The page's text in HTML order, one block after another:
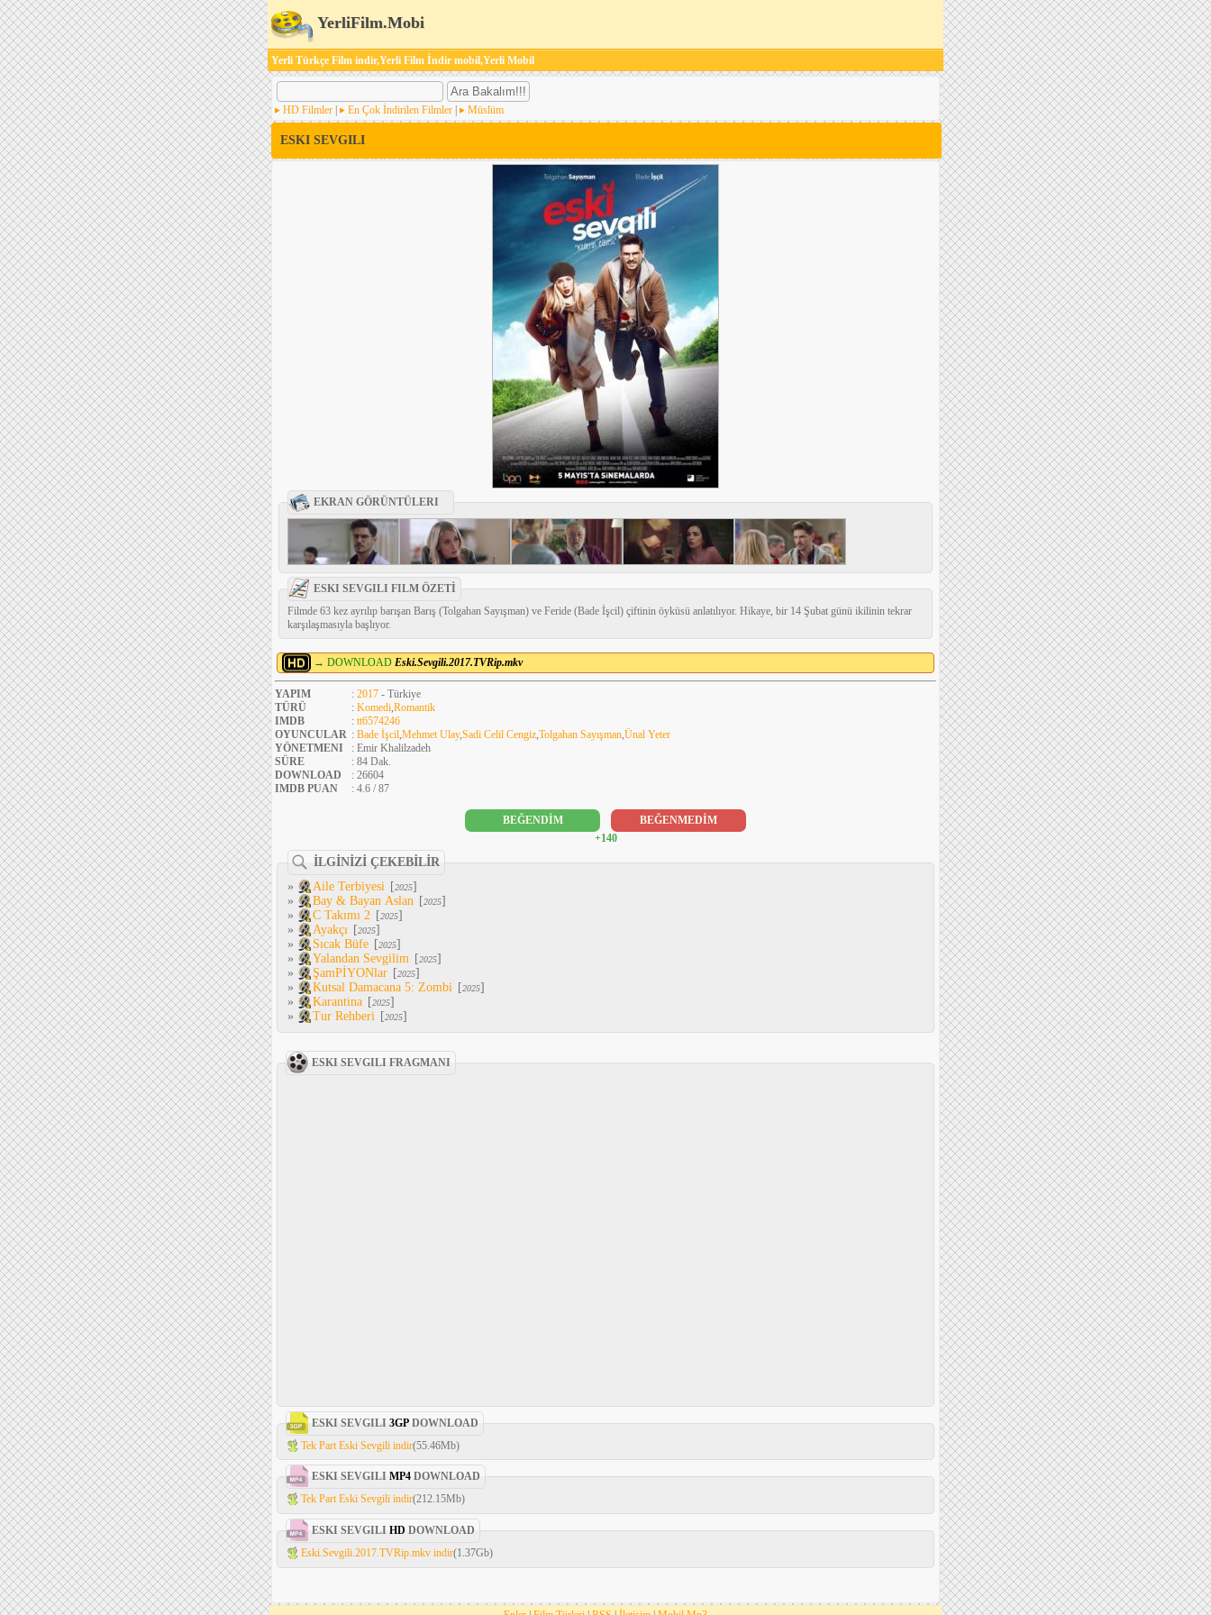
YerliFilm.Mobi
Yerli Türkçe Film indir,Yerli Film İndir mobil,Yerli Mobil
HD Filmler En Çok İndirilen Filmler Müslüm
ESKI SEVGILI
EKRAN GÖRÜNTÜLERI
ESKI SEVGILI FILM ÖZETİ
Filmde 63 kez ayrılıp barışan Barış (Tolgahan Sayışman) ve Feride (Bade İşcil) çiftinin öyküsü anlatılıyor. Hikaye, bir 14 Şubat günü ikilinin tekrar
karşılaşmasıyla başlıyor.
→ DOWNLOAD Eski.Sevgili.2017.TVRip.mkv
YAPIM : 2017 - Türkiye
TÜRÜ
: Komedi,Romantik
IMDB
: tt6574246
OYUNCULAR : Bade İşcil,Mehmet Ulay,Sadi Celil Cengiz,Tolgahan Sayışman,Ünal Yeter
YÖNETMENI
: Emir Khalilzadeh
SÜRE
: 84 Dak.
DOWNLOAD
: 26604
IMDB PUAN
: 4.6 / 87
BEĞENDİM
BEĞENMEDİM
+140
İLGİNİZİ ÇEKEBİLİR
»
Aile Terbiyesi [2025]
»
Bay & Bayan Aslan [2025]
»
C Takımı 2 [2025]
»
Ayakçı [2025]
»
Sıcak Büfe [2025]
»
Yalandan Sevgilim [2025]
»
ŞamPİYONlar [2025]
»
Kutsal Damacana 5: Zombi [2025]
»
Karantina [2025]
»
Tur Rehberi [2025]
ESKI SEVGILI FRAGMANI
ESKI SEVGILI 3GP DOWNLOAD
Tek Part Eski Sevgili indir(55.46Mb)
ESKI SEVGILI MP4 DOWNLOAD
Tek Part Eski Sevgili indir(212.15Mb)
ESKI SEVGILI HD DOWNLOAD
Eski.Sevgili.2017.TVRip.mkv indir(1.37Gb)